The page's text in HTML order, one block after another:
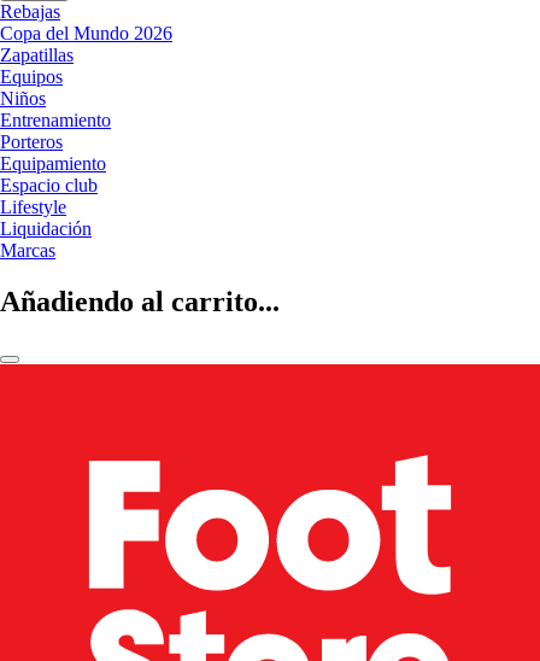
Rebajas
Copa del Mundo 2026
Zapatillas
Equipos
Niños
Entrenamiento
Porteros
Equipamiento
Espacio club
Lifestyle
Liquidación
Marcas
Añadiendo al carrito...